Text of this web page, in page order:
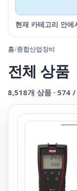
현재 카테고리 안에
홈/종합산업장비
전체 상품
8,518개 상품 · 574 /